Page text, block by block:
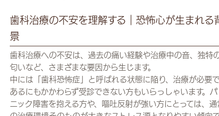
歯科治療の不安を理解する｜恐怖心が生まれる
景
歯科治療への不安は、過去の痛い経験や治療中の音、独特
匂いなど、さまざまな要因から生じます。
中には「歯科恐怖症」と呼ばれる状態に陥り、治療が必要
あるにもかかわらず受診できない方もいらっしゃいます。パ
ニック障害を抱える方や、嘔吐反射が強い方にとっては、